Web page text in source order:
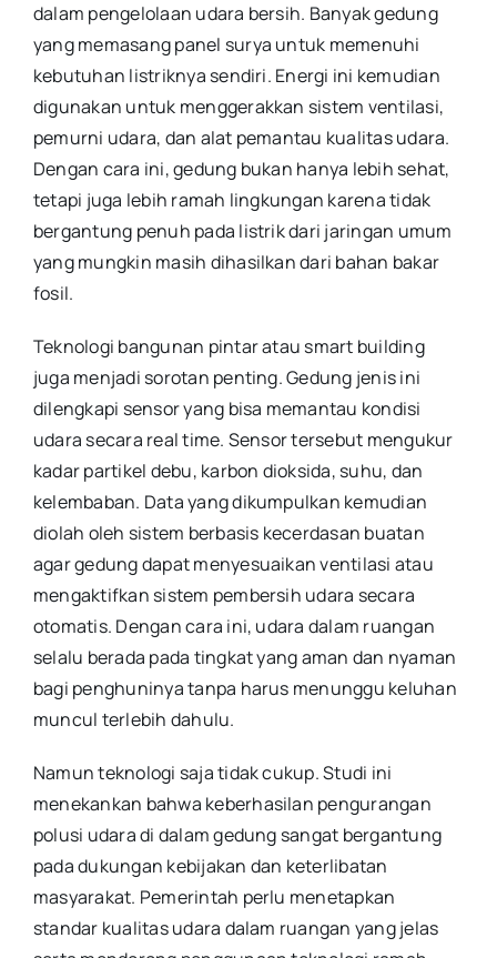
dalam pengelolaan udara bersih. Banyak gedung
yang memasang panel surya untuk memenuhi
kebutuhan listriknya sendiri. Energi ini kemudian
digunakan untuk menggerakkan sistem ventilasi,
pemurni udara, dan alat pemantau kualitas udara.
Dengan cara ini, gedung bukan hanya lebih sehat,
tetapi juga lebih ramah lingkungan karena tidak
bergantung penuh pada listrik dari jaringan umum
yang mungkin masih dihasilkan dari bahan bakar
fosil.
Teknologi bangunan pintar atau smart building
juga menjadi sorotan penting. Gedung jenis ini
dilengkapi sensor yang bisa memantau kondisi
udara secara real time. Sensor tersebut mengukur
kadar partikel debu, karbon dioksida, suhu, dan
kelembaban. Data yang dikumpulkan kemudian
diolah oleh sistem berbasis kecerdasan buatan
agar gedung dapat menyesuaikan ventilasi atau
mengaktifkan sistem pembersih udara secara
otomatis. Dengan cara ini, udara dalam ruangan
selalu berada pada tingkat yang aman dan nyaman
bagi penghuninya tanpa harus menunggu keluhan
muncul terlebih dahulu.
Namun teknologi saja tidak cukup. Studi ini
menekankan bahwa keberhasilan pengurangan
polusi udara di dalam gedung sangat bergantung
pada dukungan kebijakan dan keterlibatan
masyarakat. Pemerintah perlu menetapkan
standar kualitas udara dalam ruangan yang jelas